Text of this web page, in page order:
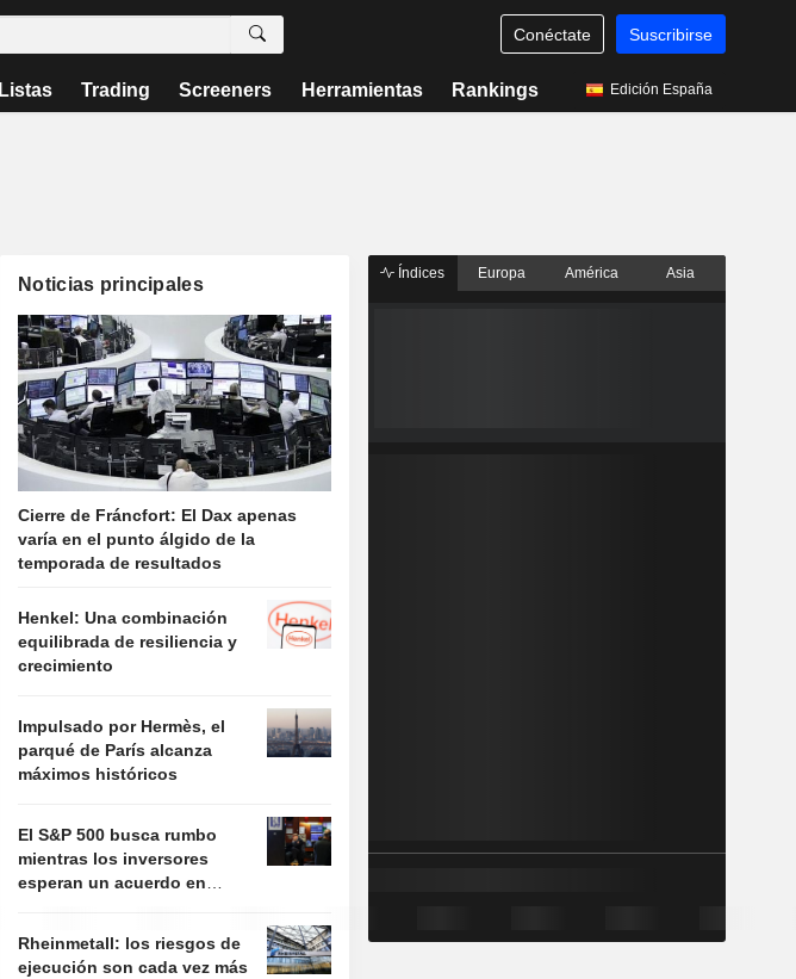
Conéctate Suscribirse
Listas Trading Screeners Herramientas Rankings Edición España
Noticias principales
Cierre de Fráncfort: El Dax apenas
varía en el punto álgido de la
temporada de resultados
Henkel: Una combinación
equilibrada de resiliencia y
crecimiento
Impulsado por Hermès, el
parqué de París alcanza
máximos históricos
El S&P 500 busca rumbo
mientras los inversores
esperan un acuerdo en
Rheinmetall: los riesgos de
ejecución son cada vez más
Índices Europa América Asia